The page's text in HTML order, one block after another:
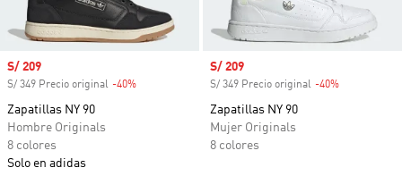
Precio de venta
S/ 209
S/ 349 Precio original -40%
Zapatillas NY 90
Hombre Originals
8 colores
Solo en adidas
Precio de venta
S/ 209
S/ 349 Precio original -40%
Zapatillas NY 90
Mujer Originals
8 colores